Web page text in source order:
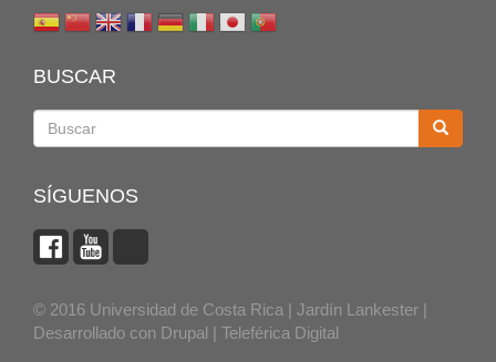
BUSCAR
SÍGUENOS
© 2016 Universidad de Costa Rica | Jardín Lankester |
Desarrollado con Drupal | Teleférica Digital